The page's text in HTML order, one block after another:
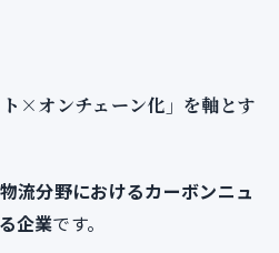
×オンチェーン化」を軸とす
流分野におけるカーボンニュ
企業です。